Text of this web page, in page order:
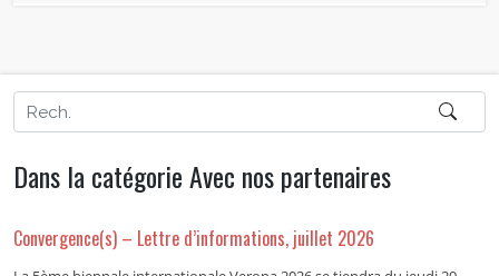
Dans la catégorie Avec nos partenaires
Convergence(s) – Lettre d’informations, juillet 2026